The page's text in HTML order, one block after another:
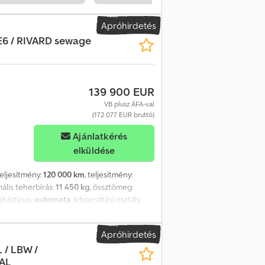
Az összecsukható fedélzet hossza: 245
190 cm Runva 15000 hidraulikus
Tqjfx Agxjrf Légkondicionáló
Az autót egy MAN szalonban
és vizuális állapot ÚJ.
Apróhirdetés
/ RIVARD sewage
139 900 EUR
VB plusz ÁFA-val
(172 077 EUR bruttó)
Ajánlatkérés
elküldése
120 000 km, teljesítmény:
teherbírás:11 450 kg, össztömeg:
automata, kibocsátási osztály:
csatornatisztító 11,8 m3 / 150 ezer km
26000 kg Súlya 14550 kg Hasznos teher
felfüggesztés Kormányzott és emelt 3.
Szennyvíztisztító rendszer
Apróhirdetés
/ LBW /